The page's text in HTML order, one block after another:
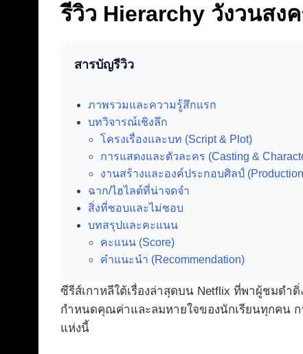
รีวิว Hierarchy วังวนส
สารบัญรีวิว
ภาพรวมและความรู้สึกแรก
บทวิจารณ์เชิงลึก
โครงเรื่องและบท (Script & Plot)
การแสดงและตัวละคร (Casting &
งานสร้างและองค์ประกอบศิลป์
ฉาก/ไฮไลต์ที่น่าจดจำ
สิ่งที่ชอบและไม่ชอบ
บทสรุปและคะแนน
คะแนน (Score)
คำแนะนำ (Recommendation)
ซีรีส์เกาหลีใต้เรื่องล่าสุดบน Netflix ที่พาผู้ชมดำ
กำหนดคุณค่าและลมหายใจของนักเรียนทุกคน
แห่งนี้